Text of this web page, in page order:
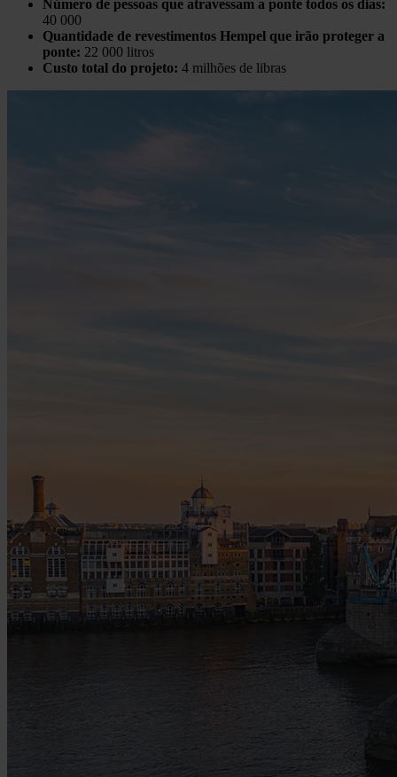
Número de pessoas que atravessam a ponte todos os dias:
40 000
Quantidade de revestimentos Hempel que irão proteger a
ponte: 22 000 litros
Custo total do projeto: 4 milhões de libras